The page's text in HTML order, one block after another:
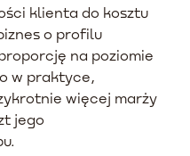
klienta do kosztu
o profilu
na poziomie
w praktyce,
więcej marży
jego